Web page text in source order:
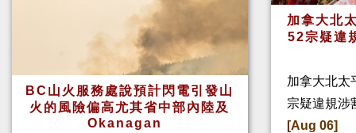
BC山火服務處說預計閃電引發山
火的風險偏高尤其省中部內陸及
Okanagan
加拿大北
52宗疑違
加拿大北太
宗疑違規涉
[Aug 06]